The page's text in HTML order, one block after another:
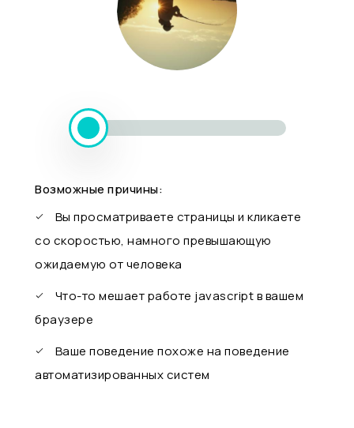
Возможные причины:
Вы просматриваете страницы и кликаете
со скоростью, намного превышающую
ожидаемую от человека
Что-то мешает работе javascript в вашем
браузере
Ваше поведение похоже на поведение
автоматизированных систем